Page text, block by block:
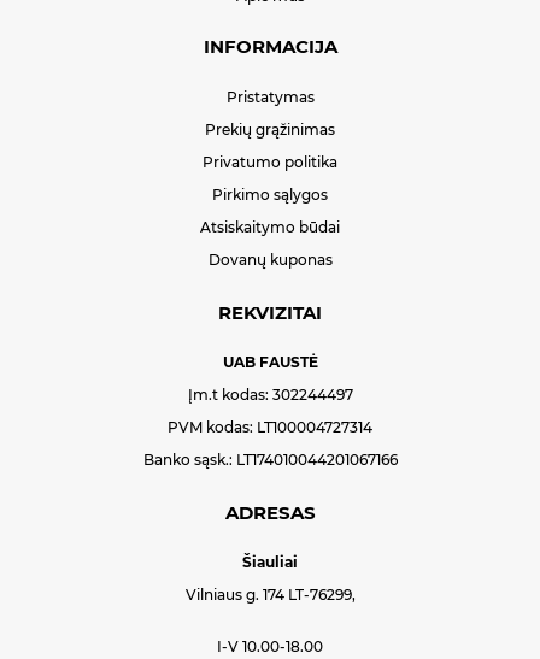
INFORMACIJA
Pristatymas
Prekių grąžinimas
Privatumo politika
Pirkimo sąlygos
Atsiskaitymo būdai
Dovanų kuponas
REKVIZITAI
UAB FAUSTĖ
Įm.t kodas: 302244497
PVM kodas: LT100004727314
Banko sąsk.: LT174010044201067166
ADRESAS
Šiauliai
Vilniaus g. 174 LT-76299,
I-V 10.00-18.00